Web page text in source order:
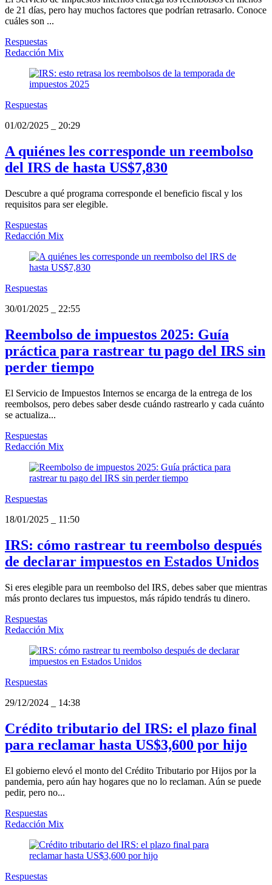
de 21 días, pero hay muchos factores que podrían retrasarlo. Conoce
cuáles son ...
Respuestas
Redacción Mix
Respuestas
01/02/2025
20:29
A quiénes les corresponde un reembolso
del IRS de hasta US$7,830
Descubre a qué programa corresponde el beneficio fiscal y los
requisitos para ser elegible.
Respuestas
Redacción Mix
Respuestas
30/01/2025
22:55
Reembolso de impuestos 2025: Guía
práctica para rastrear tu pago del IRS sin
perder tiempo
El Servicio de Impuestos Internos se encarga de la entrega de los
reembolsos, pero debes saber desde cuándo rastrearlo y cada cuánto
se actualiza...
Respuestas
Redacción Mix
Respuestas
18/01/2025
11:50
IRS: cómo rastrear tu reembolso después
de declarar impuestos en Estados Unidos
Si eres elegible para un reembolso del IRS, debes saber que mientras
más pronto declares tus impuestos, más rápido tendrás tu dinero.
Respuestas
Redacción Mix
Respuestas
29/12/2024
14:38
Crédito tributario del IRS: el plazo final
para reclamar hasta US$3,600 por hijo
El gobierno elevó el monto del Crédito Tributario por Hijos por la
pandemia, pero aún hay hogares que no lo reclaman. Aún se puede
pedir, pero no...
Respuestas
Redacción Mix
Respuestas